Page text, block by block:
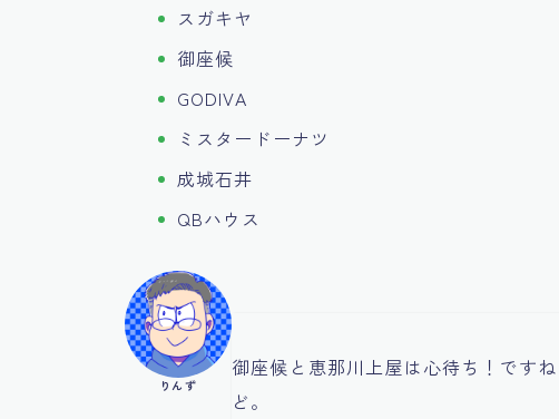
スガキヤ
御座候
GODIVA
ミスタードーナツ
成城石井
QBハウス
りんず
御座候と恵那川上屋は心待ち！です
ど。